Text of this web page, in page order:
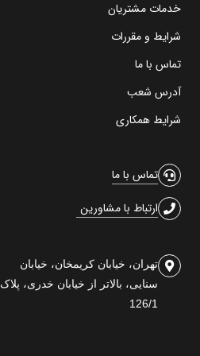
خدمات مشتریان
شرایط و مقررات
تماس با ما
آدرس شعب
شرایط همکاری
تماس با ما
ارتباط با مشاورین
تهران، خیابان کریمخان، خیابان
سنایی، بالاتر از خیابان خدری، پلاک
126/1